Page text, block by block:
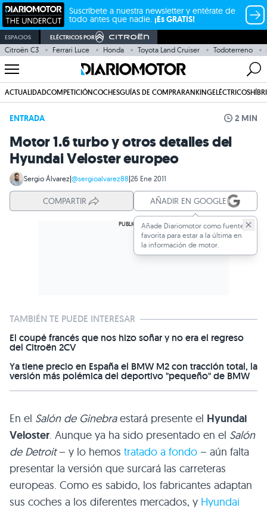
Suscríbete a nuestra newsletter y entérate de
todo antes que nadie. ¡Es GRATIS!
ESPACIOS ELÉCTRICOS POR
Citroën C3 Ferrari Luce Honda Toyota Land Cruiser Todoterreno
ACTUALIDADCOMPETICIÓNCOCHESGUÍAS DE COMPRARANKINGELÉCTRICOS
ENTRADA 2 MIN
Motor 1.6 turbo y otros detalles del
Hyundai Veloster europeo
Sergio Álvarez|@sergioalvarez88|26 Ene 2011
COMPARTIR AÑADIR EN GOOGLE
Añade Diariomotor como fuente
favorita para estar a la última en
la información de motor.
TAMBIÉN TE PUEDE INTERESAR
El coupé francés que nos hizo soñar y no era el regreso
del Citroën 2CV
Ya tiene precio en España el BMW M2 con tracción total, la
versión más polémica del deportivo "pequeño" de BMW
En el Salón de Ginebraestará presente el Hyundai
Veloster. Aunque ya ha sido presentado en el Salón
de Detroit– y lo hemos tratado a fondo – aún falta
presentar la versión que surcará las carreteras
europeas. Como es sabido, los fabricantes adaptan
sus coches a los diferentes mercados, y Hyundai